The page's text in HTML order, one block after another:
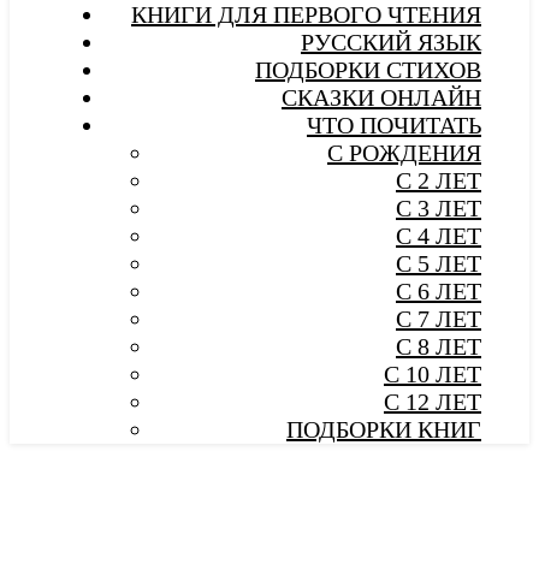
КНИГИ ДЛЯ ПЕРВОГО ЧТЕНИЯ
РУССКИЙ ЯЗЫК
ПОДБОРКИ СТИХОВ
СКАЗКИ ОНЛАЙН
ЧТО ПОЧИТАТЬ
С РОЖДЕНИЯ
С 2 ЛЕТ
С 3 ЛЕТ
С 4 ЛЕТ
С 5 ЛЕТ
С 6 ЛЕТ
С 7 ЛЕТ
С 8 ЛЕТ
С 10 ЛЕТ
С 12 ЛЕТ
ПОДБОРКИ КНИГ